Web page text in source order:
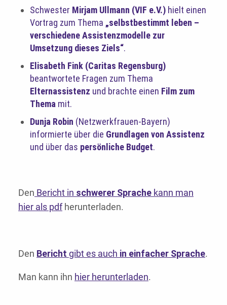
Schwester Mirjam Ullmann (VIF e.V.)hielt einen
Vortrag zum Thema „selbstbestimmt leben –
verschiedene Assistenzmodelle zur
Umsetzung dieses Ziels“.
Elisabeth Fink (Caritas Regensburg)
beantwortete Fragen zum Thema
Elternassistenz und brachte einen Film zum
Themamit.
Dunja Robin (Netzwerkfrauen-Bayern)
informierte über die Grundlagen von Assistenz
und über das persönliche Budget.
Den Bericht in schwerer Sprache kann man
hier als pdfherunterladen.
Den Bericht gibt es auch in einfacher Sprache.
Man kann ihn hier herunterladen.